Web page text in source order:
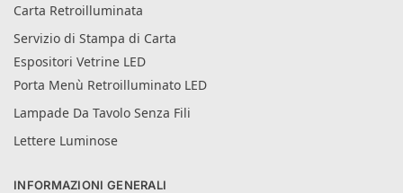
Carta Retroilluminata
Servizio di Stampa di Carta
Espositori Vetrine LED
Porta Menù Retroilluminato LED
Lampade Da Tavolo Senza Fili
Lettere Luminose
INFORMAZIONI GENERALI